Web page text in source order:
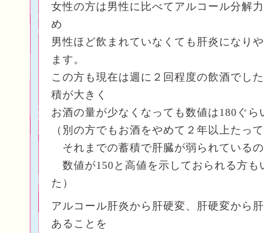
女性の方は男性に比べてアルコール分解
め
男性ほど飲まれていなくても肝炎になり
ます。
この方も現在は週に２回程度の飲酒でし
積が大きく
お酒の量が少なくなっても数値は180ぐら
（別の方でもお酒をやめて２年以上たっ
それまでの蓄積で肝臓が弱られている
数値が150と高値を示しておられる方も
た）
アルコール肝炎から肝硬変、肝硬変から
あることを